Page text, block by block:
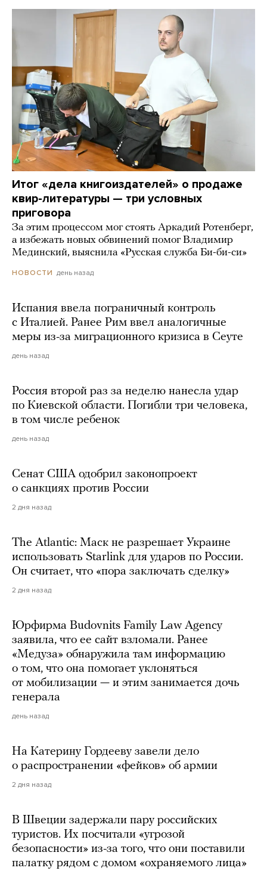
Итог «дела книгоиздателей» о продаже
квир-литературы — три условных
приговора
За этим процессом мог стоять Аркадий Ротенберг,
а избежать новых обвинений помог Владимир
Мединский, выяснила «Русская служба Би-би-си»
НОВОСТИ день назад
Испания ввела пограничный контроль
с Италией. Ранее Рим ввел аналогичные
меры из-за миграционного кризиса в Сеуте
день назад
Россия второй раз за неделю нанесла удар
по Киевской области. Погибли три человека,
в том числе ребенок
день назад
Сенат США одобрил законопроект
о санкциях против России
2 дня назад
The Atlantic: Маск не разрешает Украине
использовать Starlink для ударов по России.
Он считает, что «пора заключать сделку»
2 дня назад
Юрфирма Budovnits Family Law Agency
заявила, что ее сайт взломали. Ранее
«Медуза» обнаружила там информацию
о том, что она помогает уклоняться
от мобилизации — и этим занимается дочь
генерала
день назад
На Катерину Гордееву завели дело
о распространении «фейков» об армии
2 дня назад
В Швеции задержали пару российских
туристов. Их посчитали «угрозой
безопасности» из-за того, что они поставили
палатку рядом с домом «охраняемого лица»